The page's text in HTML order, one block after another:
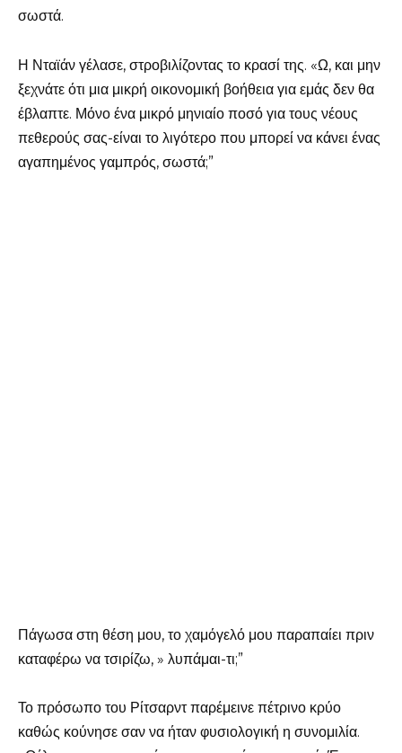
σωστά.
Η Νταϊάν γέλασε, στροβιλίζοντας το κρασί της. «Ω, και μην
ξεχνάτε ότι μια μικρή οικονομική βοήθεια για εμάς δεν θα
έβλαπτε. Μόνο ένα μικρό μηνιαίο ποσό για τους νέους
πεθερούς σας-είναι το λιγότερο που μπορεί να κάνει ένας
αγαπημένος γαμπρός, σωστά;”
Πάγωσα στη θέση μου, το χαμόγελό μου παραπαίει πριν
καταφέρω να τσιρίζω, » λυπάμαι-τι;”
Το πρόσωπο του Ρίτσαρντ παρέμεινε πέτρινο κρύο
καθώς κούνησε σαν να ήταν φυσιολογική η συνομιλία.